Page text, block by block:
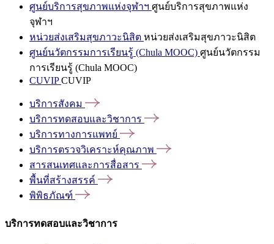
ศูนย์บริการสุขภาพแห่งจุฬาฯ ศูนย์บริการสุขภาพแห่ง
จุฬาฯ
หน่วยส่งเสริมสุขภาวะนิสิต หน่วยส่งเสริมสุขภาวะนิสิต
ศูนย์นวัตกรรมการเรียนรู้ (Chula MOOC) ศูนย์นวัตกรรม
การเรียนรู้ (Chula MOOC)
CUVIPCUVIP
บริการสังคม
บริการทดสอบและวิชาการ
บริการทางการแพทย์
บริการตรวจวิเคราะห์คุณภาพ
สารสนเทศและการสื่อสาร
พื้นที่สร้างสรรค์
พิพิธภัณฑ์
บริการทดสอบและวิชาการ